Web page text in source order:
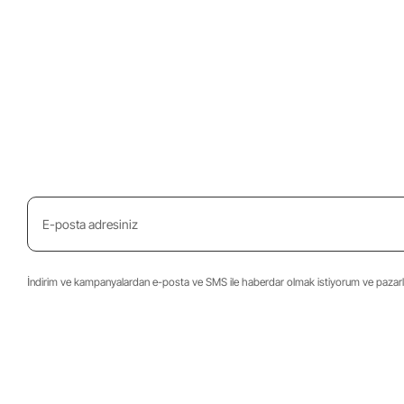
İndirim ve kampanyalardan e-posta ve SMS ile haberdar olmak istiyorum ve